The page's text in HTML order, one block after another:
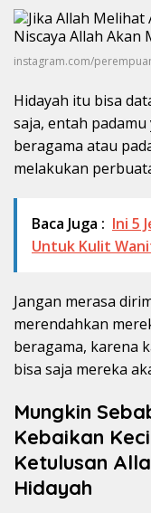
instagram.com/
Hidayah itu bisa
saja, entah
beragama atau
melakukan
Baca Juga : Ini 5
Untuk Kulit
Jangan merasa
merendahkan
beragama, karena
bisa saja mereka
Mungkin
Kebaikan
Ketulusan
Hidayah